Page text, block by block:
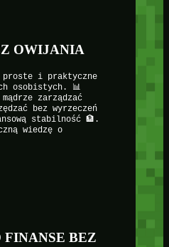
OWIJANIA
proste i praktyczne
osobistych. 📊
zarządzać
bez wyrzeczeń
stabilność 🏦.
wiedzę o
BEZ